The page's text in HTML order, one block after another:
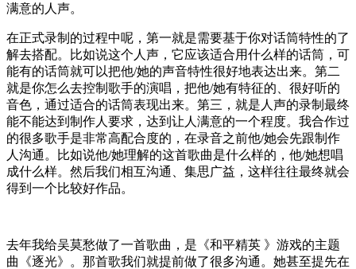
满意的人声。
在正式录制的过程中呢，第一就是需要基于你对话筒特性的了
解去搭配。比如说这个人声，它应该适合用什么样的话筒，可
能有的话筒就可以把他/她的声音特性很好地表达出来。第二
就是你怎么去控制歌手的演唱，把他/她有特征的、很好听的
音色，通过适合的话筒表现出来。第三，就是人声的录制最终
能不能达到制作人要求，达到让人满意的一个程度。我合作过
的很多歌手是非常高配合度的，在录音之前他/她会先跟制作
人沟通。比如说他/她理解的这首歌曲是什么样的，他/她想唱
成什么样。然后我们相互沟通、集思广益，这样往往最终就会
得到一个比较好作品。
去年我给吴莫愁做了一首歌曲，是《和平精英 》游戏的主题
曲《逐光》。那首歌我们就提前做了很多沟通。她甚至提先在